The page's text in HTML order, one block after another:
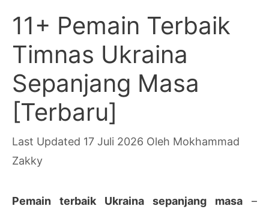
11+ Pemain Terbaik
Timnas Ukraina
Sepanjang Masa
[Terbaru]
17 Juli 2026 Oleh Mokhammad
Zakky
Pemain terbaik Ukraina sepanjang masa –